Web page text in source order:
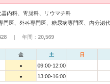
器内科、胃腸科、リウマチ科
| 年間： 20,569
金 土 日
●
09:00-12:00
● 13:00-16:00